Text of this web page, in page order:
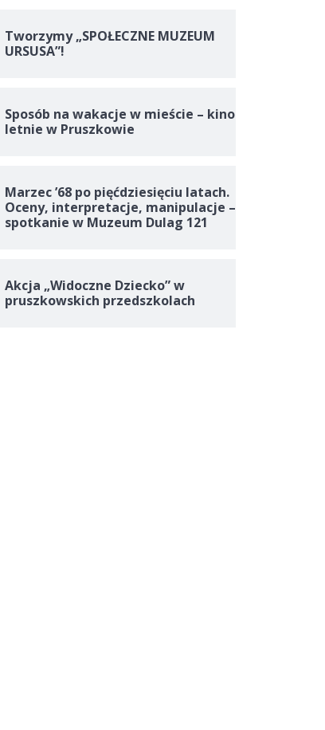
Tworzymy „SPOŁECZNE MUZEUM
URSUSA”!
Sposób na wakacje w mieście – kino
letnie w Pruszkowie
Marzec ’68 po pięćdziesięciu latach.
Oceny, interpretacje, manipulacje –
spotkanie w Muzeum Dulag 121
Akcja „Widoczne Dziecko” w
pruszkowskich przedszkolach